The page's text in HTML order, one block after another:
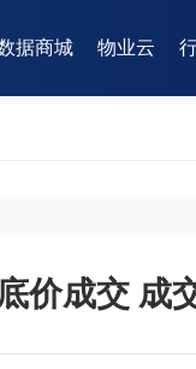
据商城 物业云
价成交 成